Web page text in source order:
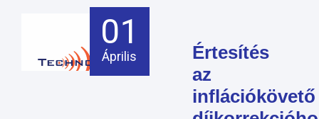
01
Április
Értesítés
az
inflációkövető